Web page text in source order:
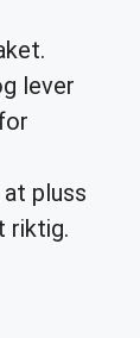
lever
pluss
riktig.